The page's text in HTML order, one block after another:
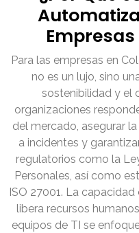
Para las empresas en
no es un lujo, sino
sostenibilidad y el
organizaciones
del mercado, asegurar
a incidentes y
regulatorios como la
Personales, así como
ISO 27001. La
libera recursos
equipos de TI se